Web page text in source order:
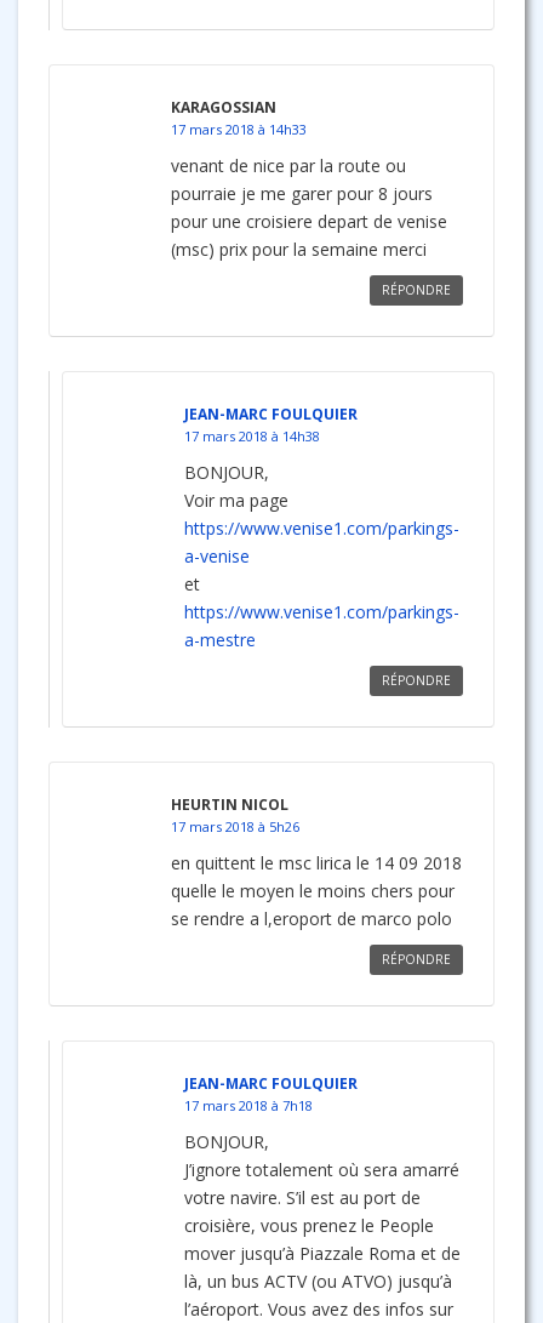
KARAGOSSIAN
17 mars 2018 à 14h33
venant de nice par la route ou
pourraie je me garer pour 8 jours
pour une croisiere depart de venise
(msc) prix pour la semaine merci
RÉPONDRE
JEAN-MARC FOULQUIER
17 mars 2018 à 14h38
BONJOUR,
Voir ma page
https://www.venise1.com/parkings-
a-venise
et
https://www.venise1.com/parkings-
a-mestre
RÉPONDRE
HEURTIN NICOL
17 mars 2018 à 5h26
en quittent le msc lirica le 14 09 2018
quelle le moyen le moins chers pour
se rendre a l,eroport de marco polo
RÉPONDRE
JEAN-MARC FOULQUIER
17 mars 2018 à 7h18
BONJOUR,
J’ignore totalement où sera amarré
votre navire. S’il est au port de
croisière, vous prenez le People
mover jusqu’à Piazzale Roma et de
là, un bus ACTV (ou ATVO) jusqu’à
l’aéroport. Vous avez des infos sur